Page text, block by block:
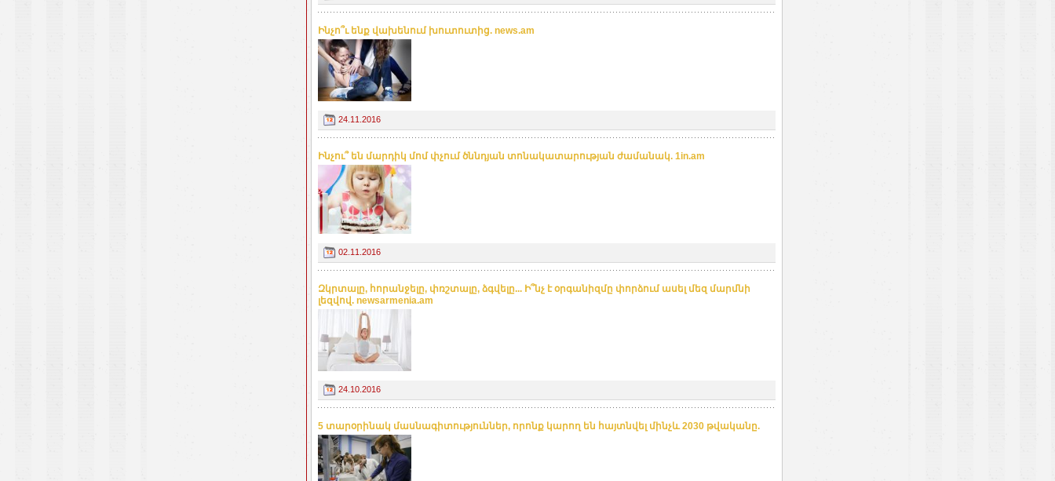
Ինչո՞ւ ենք վախենում խուտուտից. news.am
24.11.2016
Ինչու՞ են մարդիկ մոմ փչում ծննդյան տոնակատարության ժամանակ. 1in.am
02.11.2016
Զկրտալը, հորանջելը, փռշտալը, ձգվելը... Ի՞նչ է օրգանիզմը փորձում ասել մեզ մարմնի
լեզվով. newsarmenia.am
24.10.2016
5 տարօրինակ մասնագիտություններ, որոնք կարող են հայտնվել մինչև 2030 թվականը.